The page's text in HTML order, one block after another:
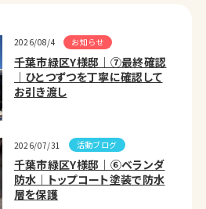
2026/08/4 お知らせ
千葉市緑区Y様邸｜⑦最終確認
｜ひとつずつを丁寧に確認して
お引き渡し
2026/07/31 活動ブログ
千葉市緑区Y様邸｜⑥ベランダ
防水｜トップコート塗装で防水
層を保護